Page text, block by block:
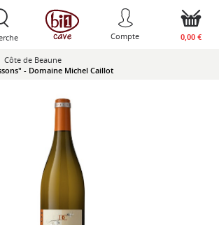
Compte 0,00 €
Côte de Beaune
- Domaine Michel Caillot